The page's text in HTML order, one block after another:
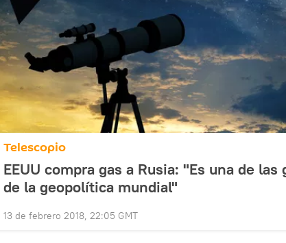
Telescopio
EEUU compra gas a Rusia: "Es una de
de la geopolítica mundial"
13 de febrero 2018, 22:05 GMT